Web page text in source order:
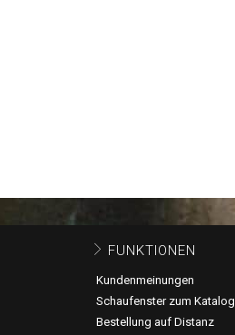
FUNKTIONEN
Kundenmeinungen
Schaufenster zum Katalog
Bestellung auf Distanz